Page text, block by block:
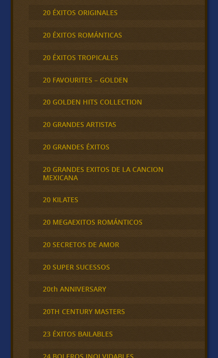
20 ÉXITOS ORIGINALES
20 ÉXITOS ROMÁNTICAS
20 ÉXITOS TROPICALES
20 FAVOURITES – GOLDEN
20 GOLDEN HITS COLLECTION
20 GRANDES ARTISTAS
20 GRANDES ÉXITOS
20 GRANDES EXITOS DE LA CANCION
MEXICANA
20 KILATES
20 MEGAEXITOS ROMÁNTICOS
20 SECRETOS DE AMOR
20 SUPER SUCESSOS
20th ANNIVERSARY
20TH CENTURY MASTERS
23 ÉXITOS BAILABLES
24 BOLEROS INOLVIDABLES